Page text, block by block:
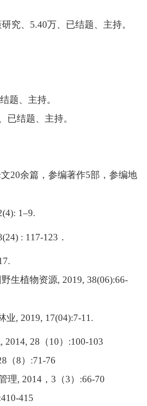
究、 5.40万、已结题、主持。
题、主持。
已结题、主持。
20余篇，参编著作5部，参编地
1–9.
: 117-123 ．
生植物资源, 2019, 38(06):66-
业, 2019, 17(04):7-11.
, 2014, 28 （10） :100-103
（8） :71-76
理, 2014 ， 3 （3） :66-70
410-415